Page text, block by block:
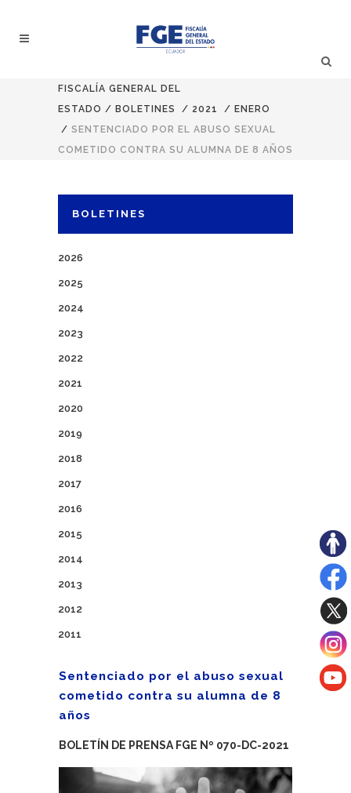
FISCALÍA GENERAL DEL
ESTADO / BOLETINES / 2021 / ENERO
/ SENTENCIADO POR EL ABUSO SEXUAL
COMETIDO CONTRA SU ALUMNA DE 8 AÑOS
BOLETINES
2026
2025
2024
2023
2022
2021
2020
2019
2018
2017
2016
2015
2014
2013
2012
2011
Sentenciado por el abuso sexual
cometido contra su alumna de 8
años
BOLETÍN DE PRENSA FGE Nº 070-DC-2021